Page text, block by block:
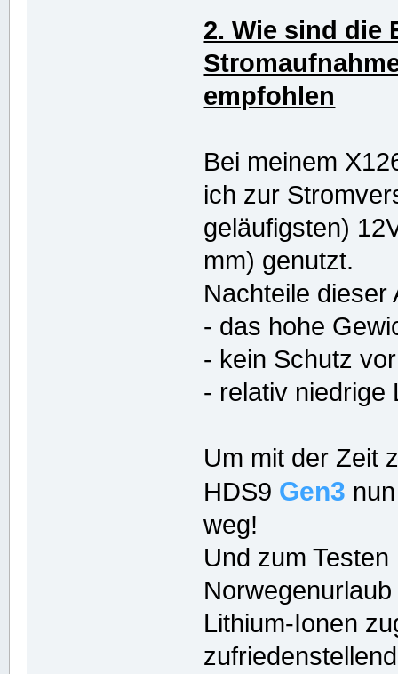
2. Wie sind die
empfohlen
Bei meinem
ich zur
geläufigsten)
mm) genutzt.
Nachteile dieser
- das hohe
- kein Schutz
- relativ niedrige
Um mit der Zeit
HDS9 Gen3
weg!
Und zum
Lithium-Ionen